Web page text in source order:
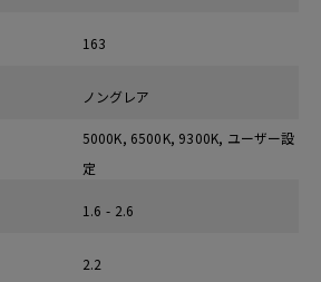
163
ノングレア
5000K, 6500K, 9300K, ユーザー設
定
1.6 - 2.6
2.2